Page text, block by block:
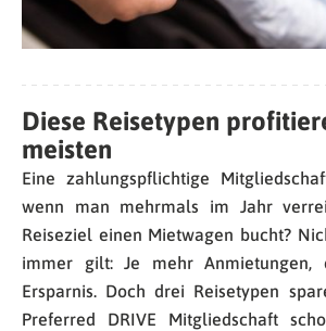
Diese Reisetypen
meisten
Eine zahlungspflichtige
wenn man mehrmals im Jahr
Reiseziel einen Mietwagen bucht?
immer gilt: Je mehr Anmietungen,
Ersparnis. Doch drei Reisetypen
Preferred DRIVE Mitgliedschaft